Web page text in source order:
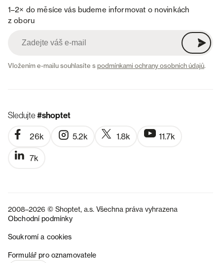
1–2× do měsíce vás budeme informovat o novinkách
z oboru
Vložením e-mailu souhlasíte spodmínkami ochrany osobních údajů.
Sledujte#shoptet
26k 5.2k 1.8k 11.7k
7k
2008–2026 © Shoptet, a.s. Všechna práva vyhrazena
Obchodní podmínky
Soukromí a cookies
Formulář pro oznamovatele